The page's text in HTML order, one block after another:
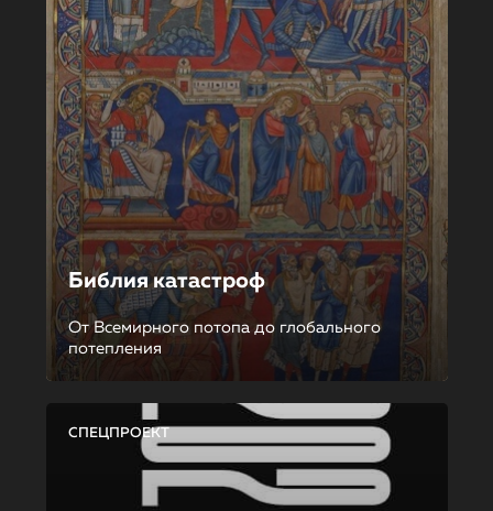
Библия катастроф
От Всемирного потопа до глобального
потепления
СПЕЦПРОЕКТ